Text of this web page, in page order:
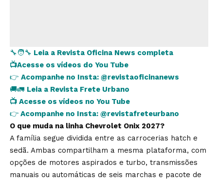
🔧🧑‍🔧 Leia a Revista Oficina News completa
📺Acesse os vídeos do You Tube
👉 Acompanhe no Insta: @revistaoficinanews
🚚🚛 Leia a Revista Frete Urbano
📺 Acesse os vídeos no You Tube
👉 Acompanhe no Insta: @revistafreteurbano
O que muda na linha Chevrolet Onix 2027?
A família segue dividida entre as carrocerias hatch e
sedã. Ambas compartilham a mesma plataforma, com
opções de motores aspirados e turbo, transmissões
manuais ou automáticas de seis marchas e pacote de